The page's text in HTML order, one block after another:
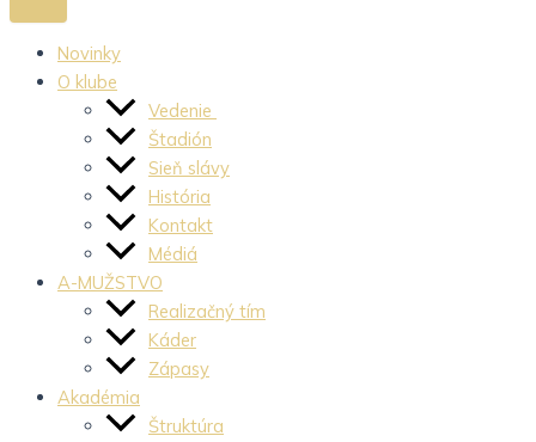
Novinky
O klube
Vedenie
Štadión
Sieň slávy
História
Kontakt
Médiá
A-MUŽSTVO
Realizačný tím
Káder
Zápasy
Akadémia
Štruktúra